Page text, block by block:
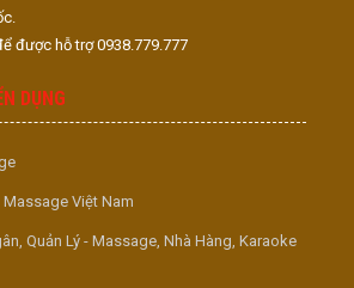
được hỗ trợ 0938.779.777
DỤNG
Việt Nam
Quản Lý - Massage, Nhà Hàng, Karaoke